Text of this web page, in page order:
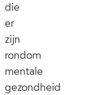
die
er
zijn
rondom
mentale
gezondheid